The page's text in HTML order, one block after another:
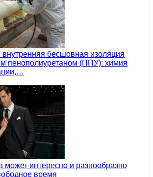
бесшовная изоляция
пенополиуретаном (ППУ): химия
может интересно и разнообразно
время